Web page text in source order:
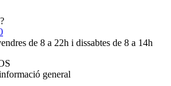
de 8 a 22h i dissabtes de 8 a 14h
general